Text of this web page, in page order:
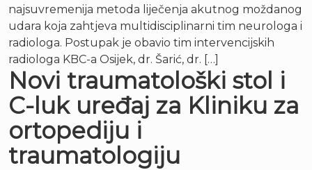
najsuvremenija metoda liječenja akutnog moždanog
udara koja zahtjeva multidisciplinarni tim neurologa i
radiologa. Postupak je obavio tim intervencijskih
radiologa KBC-a Osijek, dr. Šarić, dr. […]
Novi traumatološki stol i
C-luk uređaj za Kliniku za
ortopediju i
traumatologiju